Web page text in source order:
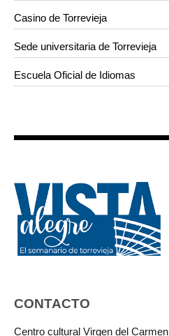
Casino de Torrevieja
Sede universitaria de Torrevieja
Escuela Oficial de Idiomas
CONTACTO
Centro cultural Virgen del Carmen